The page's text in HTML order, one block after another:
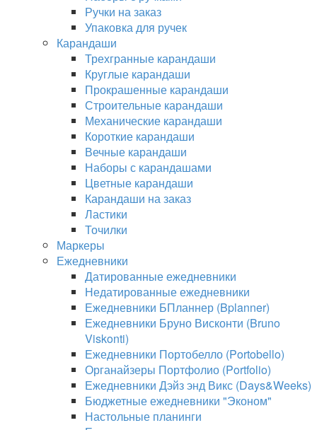
Ручки на заказ
Упаковка для ручек
Карандаши
Трехгранные карандаши
Круглые карандаши
Прокрашенные карандаши
Строительные карандаши
Механические карандаши
Короткие карандаши
Вечные карандаши
Наборы с карандашами
Цветные карандаши
Карандаши на заказ
Ластики
Точилки
Маркеры
Ежедневники
Датированные ежедневники
Недатированные ежедневники
Ежедневники БПланнер (Bplanner)
Ежедневники Бруно Висконти (Bruno
Viskonti)
Ежедневники Портобелло (Portobello)
Органайзеры Портфолио (Portfolio)
Ежедневники Дэйз энд Викс (Days&Weeks)
Бюджетные ежедневники "Эконом"
Настольные планинги